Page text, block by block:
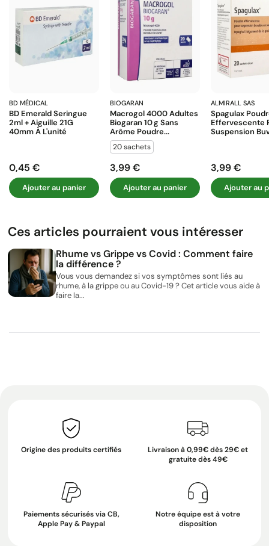
BD MÉDICAL
BD Emerald Seringue
2ml + Aiguille 21G
40mm À L'unité
Prix
0,45 €
Ajouter au panier
BIOGARAN
Macrogol 4000 Adultes
Biogaran 10 G Sans
Arôme Poudre...
20 sachets
Prix
3,99 €
Ajouter au panier
ALMIRALL SAS
Spagulax
Effervescente
Suspension
Prix
3,99 €
Ajouter au
Ces articles pourraient vous intéresser
Rhume vs Grippe vs Covid : Comment faire
la différence ?
Vous vous demandez si vos symptômes sont liés au
rhume, à la grippe ou au Covid-19 ? Cet article vous aide à
faire la...
Origine des produits certifiés
Livraison à 0,99€ dès 29€ et
gratuite dès 49€
Paiements sécurisés via CB,
Apple Pay & Paypal
Notre équipe est à votre
disposition